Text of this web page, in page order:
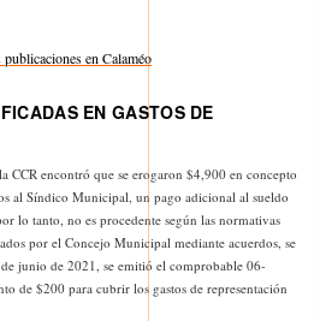
publicaciones en Calaméo
EN GASTOS DE
CCR encontró que se erogaron $4,900 en concepto
al Síndico Municipal, un pago adicional al sueldo
lo tanto, no es procedente según las normativas
por el Concejo Municipal mediante acuerdos, se
junio de 2021, se emitió el comprobable 06-
de $200 para cubrir los gastos de representación